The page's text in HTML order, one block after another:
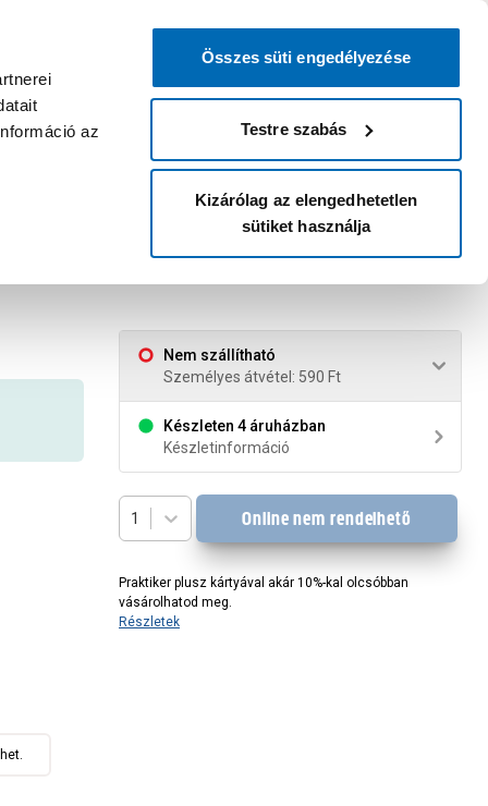
az
Összes süti engedélyezése
Testre szabás
Kizárólag az elengedhetetlen
sütiket használja
bejelentkezni?
Belépés Listáim
Áruházak és szolgáltatások
Nem szállítható
Személyes átvétel: 590 Ft
Készleten 4 áruházban
Készletinformáció
1 Online nem rendelhető
Praktiker plusz kártyával akár 10%-kal olcsóbban
vásárolhatod meg.
Részletek